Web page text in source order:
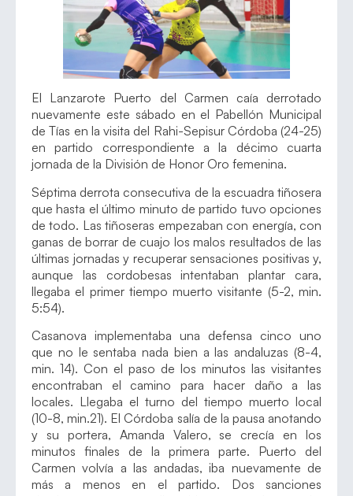
El Lanzarote Puerto del Carmen caía derrotado
nuevamente este sábado en el Pabellón Municipal
de Tías en la visita del Rahi-Sepisur Córdoba (24-25)
en partido correspondiente a la décimo cuarta
jornada de la División de Honor Oro femenina.
Séptima derrota consecutiva de la escuadra tiñosera
que hasta el último minuto de partido tuvo opciones
de todo. Las tiñoseras empezaban con energía, con
ganas de borrar de cuajo los malos resultados de las
últimas jornadas y recuperar sensaciones positivas y,
aunque las cordobesas intentaban plantar cara,
llegaba el primer tiempo muerto visitante (5-2, min.
5:54).
Casanova implementaba una defensa cinco uno
que no le sentaba nada bien a las andaluzas (8-4,
min. 14). Con el paso de los minutos las visitantes
encontraban el camino para hacer daño a las
locales. Llegaba el turno del tiempo muerto local
(10-8, min.21). El Córdoba salía de la pausa anotando
y su portera, Amanda Valero, se crecía en los
minutos finales de la primera parte. Puerto del
Carmen volvía a las andadas, iba nuevamente de
más a menos en el partido. Dos sanciones